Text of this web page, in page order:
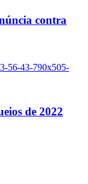
contra
de 2022